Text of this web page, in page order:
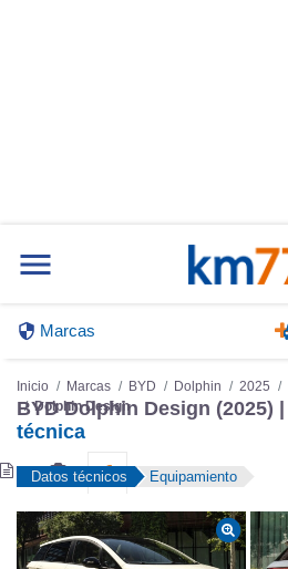
Marcas
Inicio Marcas BYD Dolphin 2025
Dolphin Design
BYD Dolphin Design (2025) |
técnica
Datos técnicos Equipamiento